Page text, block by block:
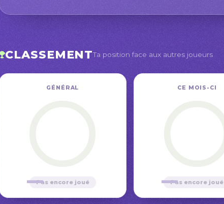
CLASSEMENTTa position face aux autres joueurs
GÉNÉRAL
—Pas encore joué
CE MOIS-CI
—Pas encore joué